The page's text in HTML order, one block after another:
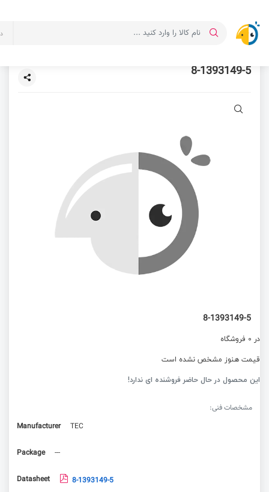
8-1393149-5
8-1393149-5
در 0 فروشگاه
قیمت هنوز مشخص نشده است
این محصول در حال حاضر فروشنده ای ندارد!
مشخصات فنی:
Manufacturer
TEC
Package ---
Datasheet 8-1393149-5